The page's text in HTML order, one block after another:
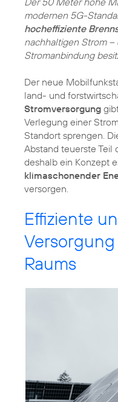
modernen 5G-
hocheffiziente
nachhaltigen Strom
Stromanbindung
Der neue
land- und
Stromversorgung
Verlegung einer
Standort sprengen.
Abstand teuerste Teil
deshalb ein Konzept
klimaschonender
versorgen.
Effiziente
Raums